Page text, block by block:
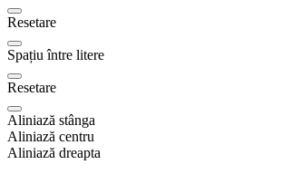
Resetare
Spațiu între litere
Resetare
Aliniază stânga
Aliniază centru
Aliniază dreapta